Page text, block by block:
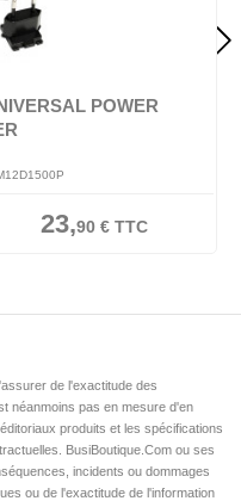
POWER
23,90€TTC
de l'exactitude des
néanmoins pas en mesure d'en
produits et les spécifications
BusiBoutique.Com ou ses
incidents ou dommages
ou de l'exactitude de l'information